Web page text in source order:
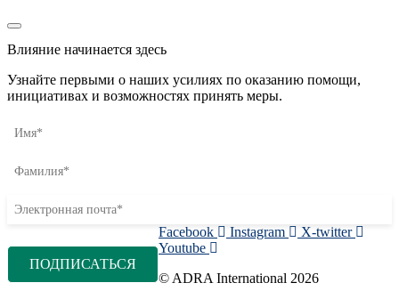
Влияние начинается здесь
Узнайте первыми о наших усилиях по оказанию помощи,
инициативах и возможностях принять меры.
Facebook Instagram
X-twitter
Youtube
© ADRA International 2026